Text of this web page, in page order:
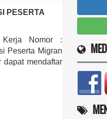
PESERTA
Kerja Nomor :
Peserta Migran
dapat mendaftar